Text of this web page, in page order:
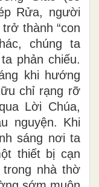
Rửa, người
thành “con
chúng ta
phản chiếu.
khi hướng
chỉ rạng rỡ
Lời Chúa,
nguyện. Khi
sáng nơi ta
thiết bị cạn
nhà thờ